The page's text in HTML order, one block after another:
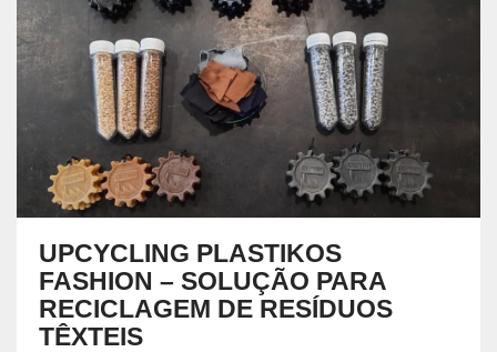
UPCYCLING PLASTIKOS
FASHION – SOLUÇÃO PARA
RECICLAGEM DE RESÍDUOS
TÊXTEIS